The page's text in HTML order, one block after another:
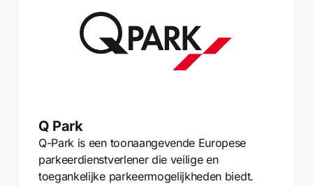
Q Park
Q-Park is een toonaangevende Europese
parkeerdienstverlener die veilige en
toegankelijke parkeermogelijkheden biedt.